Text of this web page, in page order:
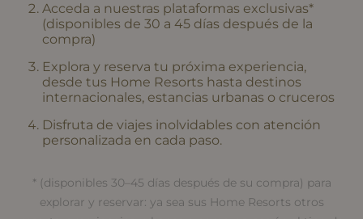
Acceda a nuestras plataformas exclusivas*
(disponibles de 30 a 45 días después de la
compra)
Explora y reserva tu próxima experiencia,
desde tus Home Resorts hasta destinos
internacionales, estancias urbanas o cruceros
Disfruta de viajes inolvidables con atención
personalizada en cada paso.
* (disponibles 30–45 días después de su compra) para
explorar y reservar: ya sea sus Home Resorts otros